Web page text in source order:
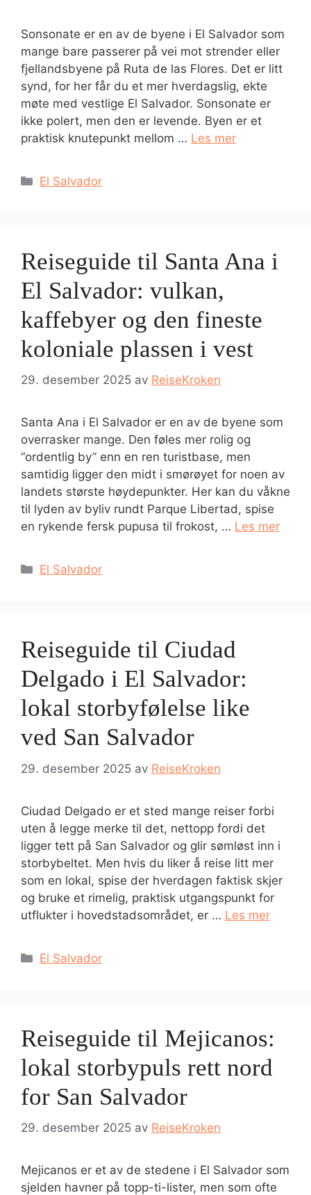
Sonsonate er en av de byene i El Salvador som
mange bare passerer på vei mot strender eller
fjellandsbyene på Ruta de las Flores. Det er litt
synd, for her får du et mer hverdagslig, ekte
møte med vestlige El Salvador. Sonsonate er
ikke polert, men den er levende. Byen er et
praktisk knutepunkt mellom … Les mer
Kategorier
El Salvador
Reiseguide til Santa Ana i
El Salvador: vulkan,
kaffebyer og den fineste
koloniale plassen i vest
29. desember 2025 av ReiseKroken
Santa Ana i El Salvador er en av de byene som
overrasker mange. Den føles mer rolig og
“ordentlig by” enn en ren turistbase, men
samtidig ligger den midt i smørøyet for noen av
landets største høydepunkter. Her kan du våkne
til lyden av byliv rundt Parque Libertad, spise
en rykende fersk pupusa til frokost, … Les mer
Kategorier
El Salvador
Reiseguide til Ciudad
Delgado i El Salvador:
lokal storbyfølelse like
ved San Salvador
29. desember 2025 av ReiseKroken
Ciudad Delgado er et sted mange reiser forbi
uten å legge merke til det, nettopp fordi det
ligger tett på San Salvador og glir sømløst inn i
storbybeltet. Men hvis du liker å reise litt mer
som en lokal, spise der hverdagen faktisk skjer
og bruke et rimelig, praktisk utgangspunkt for
utflukter i hovedstadsområdet, er … Les mer
Kategorier
El Salvador
Reiseguide til Mejicanos:
lokal storbypuls rett nord
for San Salvador
29. desember 2025 av ReiseKroken
Mejicanos er et av de stedene i El Salvador som
sjelden havner på topp-ti-lister, men som ofte